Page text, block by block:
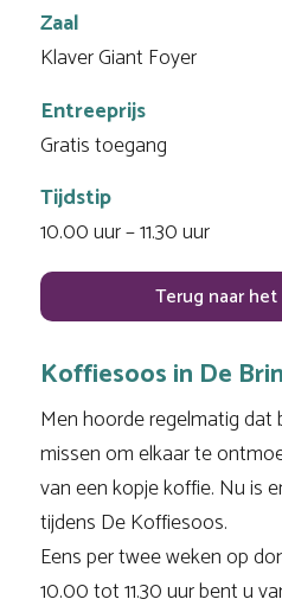
Zaal
Klaver Giant Foyer
Entreeprijs
Gratis toegang
Tijdstip
10.00 uur – 11.30 uur
Terug naar
Koffiesoos in De
Men hoorde regelmatig dat
missen om elkaar te
van een kopje koffie. Nu is
tijdens De Koffiesoos.
Eens per twee weken op
10.00 tot 11.30 uur bent u